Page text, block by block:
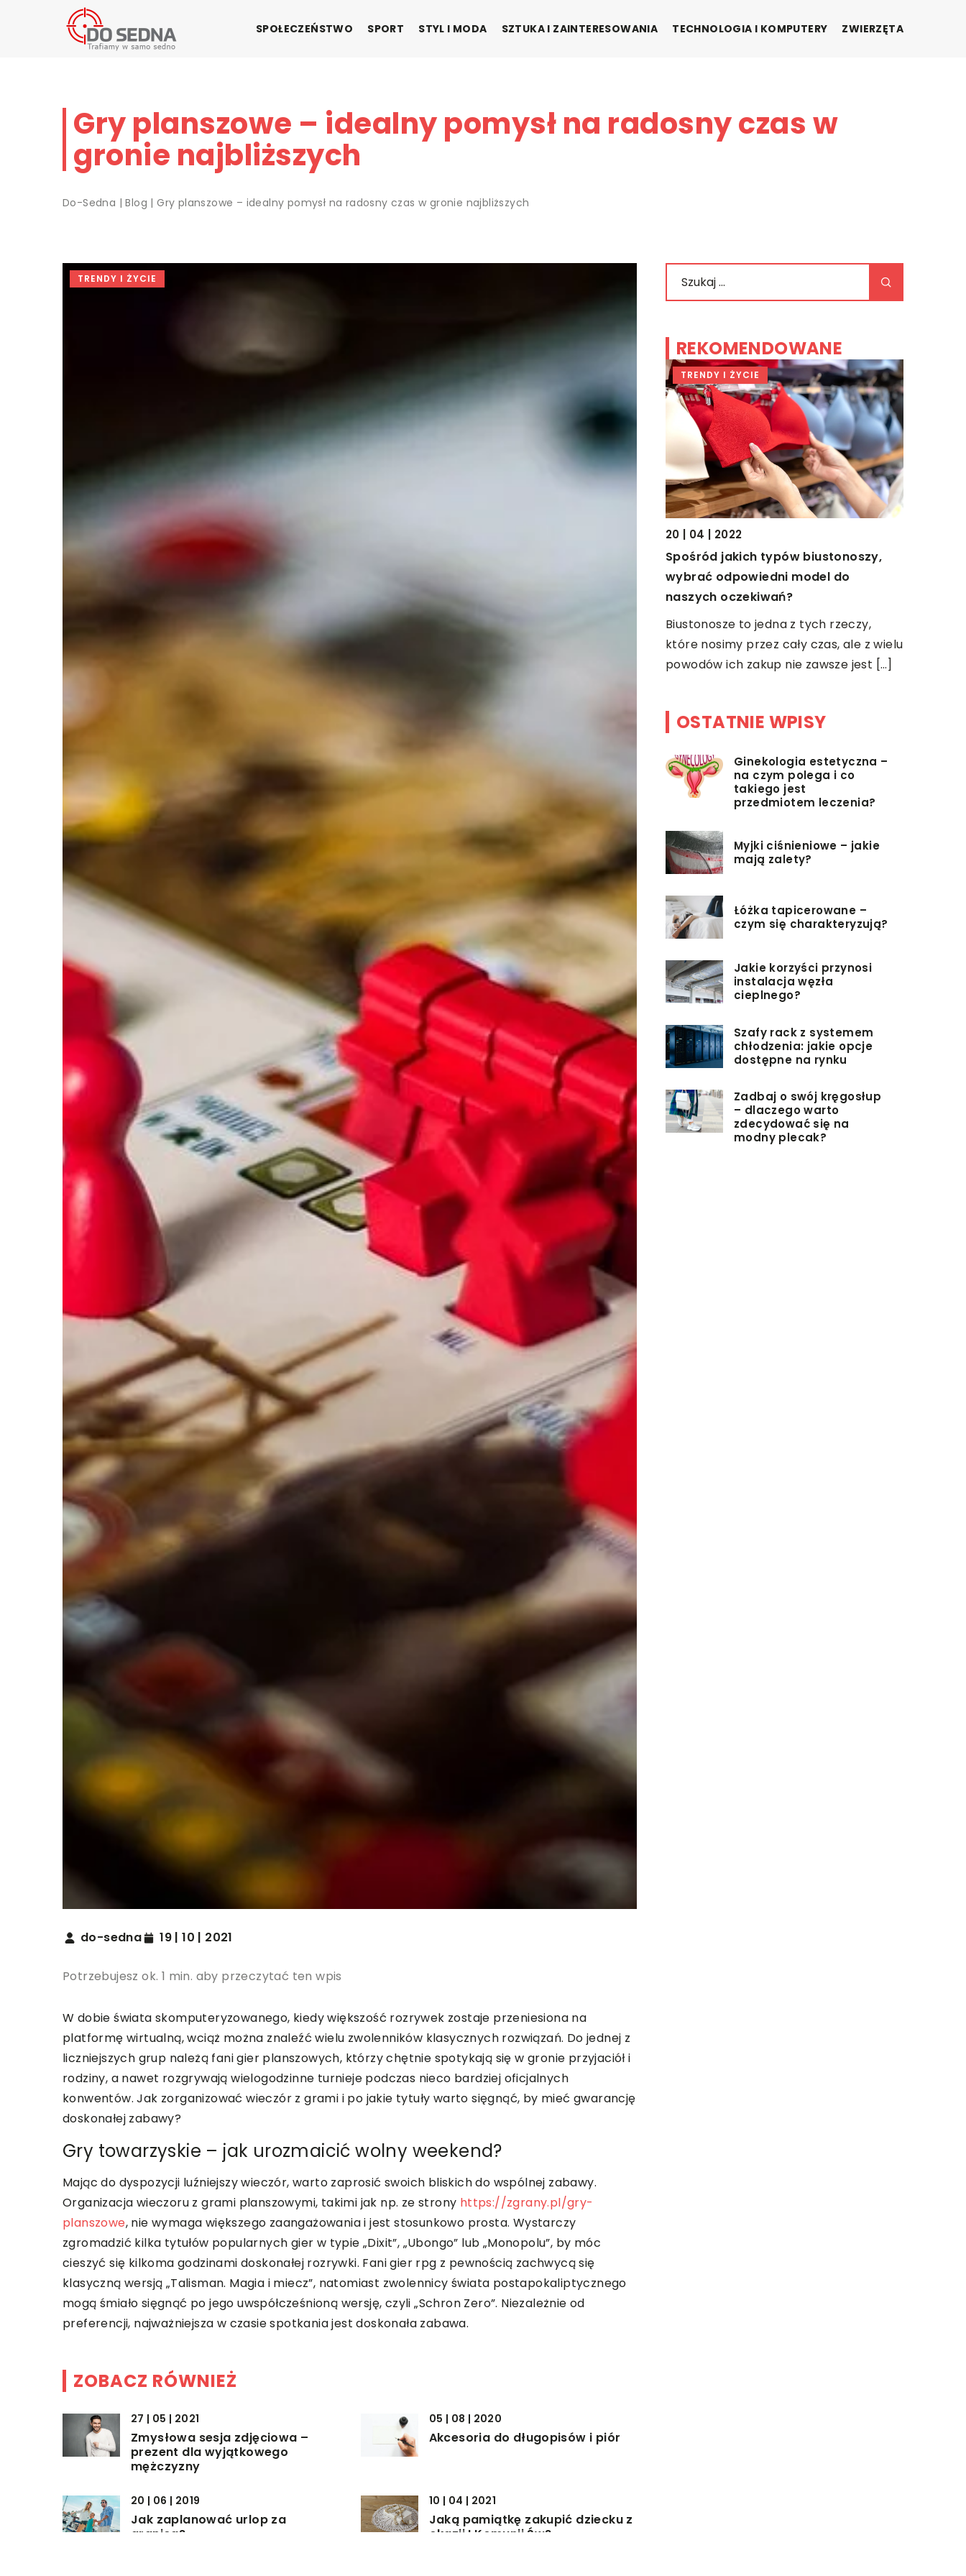
SPOŁECZEŃSTWO SPORT STYL I MODA SZTUKA I ZAINTERESOWANIA TECHNOLOGIA I KOMPUTERY ZWIERZĘTA
Gry planszowe – idealny pomysł na radosny czas w
gronie najbliższych
Do-Sedna |Blog |Gry planszowe – idealny pomysł na radosny czas w gronie najbliższych
TRENDY I ŻYCIE
do-sedna 19 | 10 | 2021
Potrzebujesz ok. 1 min. aby przeczytać ten wpis
W dobie świata skomputeryzowanego, kiedy większość rozrywek zostaje przeniesiona na
platformę wirtualną, wciąż można znaleźć wielu zwolenników klasycznych rozwiązań. Do jednej z
liczniejszych grup należą fani gier planszowych, którzy chętnie spotykają się w gronie przyjaciół i
rodziny, a nawet rozgrywają wielogodzinne turnieje podczas nieco bardziej oficjalnych
konwentów. Jak zorganizować wieczór z grami i po jakie tytuły warto sięgnąć, by mieć gwarancję
doskonałej zabawy?
Gry towarzyskie – jak urozmaicić wolny weekend?
Mając do dyspozycji luźniejszy wieczór, warto zaprosić swoich bliskich do wspólnej zabawy.
Organizacja wieczoru z grami planszowymi, takimi jak np. ze strony https://zgrany.pl/gry-
planszowe, nie wymaga większego zaangażowania i jest stosunkowo prosta. Wystarczy
zgromadzić kilka tytułów popularnych gier w typie „Dixit”, „Ubongo” lub „Monopolu”, by móc
cieszyć się kilkoma godzinami doskonałej rozrywki. Fani gier rpg z pewnością zachwycą się
klasyczną wersją „Talisman. Magia i miecz”, natomiast zwolennicy świata postapokaliptycznego
mogą śmiało sięgnąć po jego uwspółcześnioną wersję, czyli „Schron Zero”. Niezależnie od
preferencji, najważniejsza w czasie spotkania jest doskonała zabawa.
ZOBACZ RÓWNIEŻ
27 | 05 | 2021
Zmysłowa sesja zdjęciowa –
prezent dla wyjątkowego
mężczyzny
05 | 08 | 2020
Akcesoria do długopisów i piór
20 | 06 | 2019
Jak zaplanować urlop za
granicą?
10 | 04 | 2021
Jaką pamiątkę zakupić dziecku z
okazji I Komunii Św?
REKOMENDOWANE
TRENDY I ŻYCIE
04 | 04 | 2019
Warto przed czasem pomyśleć, gdzie
wybrać się na narty w przyszłym
sezonie. Jeśli dysponujemy urlopem lub
Początkowy koszt układania jest wyższy
niż alternatywy takie jak cegły […]
TRENDY I ŻYCIE
20 | 04 | 2022
Spośród jakich typów biustonoszy,
wybrać odpowiedni model do
naszych oczekiwań?
Biustonosze to jedna z tych rzeczy,
które nosimy przez cały czas, ale z wielu
powodów ich zakup nie zawsze jest […]
OSTATNIE WPISY
Ginekologia estetyczna –
na czym polega i co
takiego jest
przedmiotem leczenia?
Myjki ciśnieniowe – jakie
mają zalety?
Łóżka tapicerowane –
czym się charakteryzują?
Jakie korzyści przynosi
instalacja węzła
cieplnego?
Szafy rack z systemem
chłodzenia: jakie opcje
dostępne na rynku
Zadbaj o swój kręgosłup
– dlaczego warto
zdecydować się na
modny plecak?